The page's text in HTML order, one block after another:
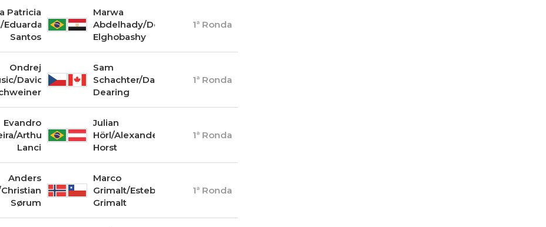
Patricia
Eduarda
Santos
Marwa
Abdelhady/Doaa
Elghobashy
1ª Ronda
Ondrej
David
Sam
Schachter/Daniel
Dearing
1ª Ronda
Evandro
Arthur
Lanci
Julian
Hörl/Alexander
Horst
1ª Ronda
Anders
Sørum
Marco
Grimalt/Esteban
Grimalt
1ª Ronda